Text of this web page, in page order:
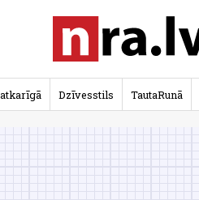
Dzīvesstils TautaRunā